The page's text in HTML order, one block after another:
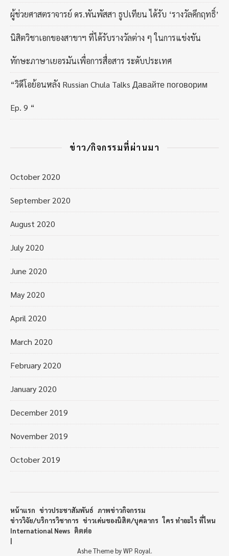
ผู้ช่วยศาสตราจารย์ ดร.พันพัสสา ธูปเทียน ได้รับ ‘รางวัลคึกฤทธิ์’
นิสิตวิชาเอกของสาขาฯ ที่ได้รับรางวัลต่าง ๆ ในการแข่งขัน
ทักษะภาษาเยอรมันเพื่อการสื่อสาร ระดับประเทศ
“วิดีโอย้อนหลัง Russian Chula Talks Давайте поговорим
Ep. 9 “
ข่าว/กิจกรรมที่ผ่านมา
October 2020
September 2020
August 2020
July 2020
June 2020
May 2020
April 2020
March 2020
February 2020
January 2020
December 2019
November 2019
October 2019
หน้าแรก ข่าวประชาสัมพันธ์ ภาพข่าวกิจกรรม
ข่าววิจัย/บริการวิชาการ ข่าวเด่นของนิสิต/บุคลากร ใคร ทำอะไร ที่ไหน
International News ติตต่อ
Ashe Theme byWP Royal.